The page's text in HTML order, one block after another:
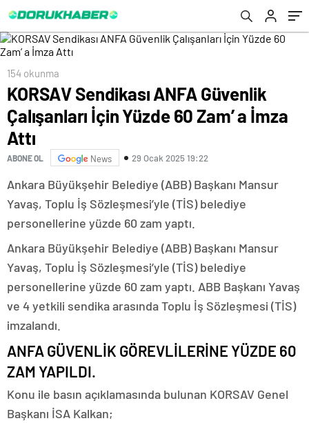
154 okunma
KORSAV Sendikası ANFA Güvenlik
Çalışanları İçin Yüzde 60 Zam’ a İmza
Attı
ABONE OL News 29 Ocak 2025 19:22
Ankara Büyükşehir Belediye (ABB) Başkanı Mansur
Yavaş, Toplu İş Sözleşmesi’yle (TİS) belediye
personellerine yüzde 60 zam yaptı.
Ankara Büyükşehir Belediye (ABB) Başkanı Mansur
Yavaş, Toplu İş Sözleşmesi’yle (TİS) belediye
personellerine yüzde 60 zam yaptı. ABB Başkanı Yavaş
ve 4 yetkili sendika arasında Toplu İş Sözleşmesi (TİS)
imzalandı.
ANFA GÜVENLİK GÖREVLİLERİNE YÜZDE 60
ZAM YAPILDI.
Konu ile basın açıklamasında bulunan KORSAV Genel
Başkanı İSA Kalkan;